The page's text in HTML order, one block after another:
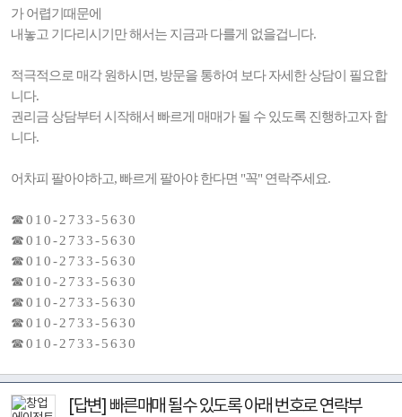
가 어렵기때문에
내놓고 기다리시기만 해서는 지금과 다를게 없을겁니다.
적극적으로 매각 원하시면, 방문을 통하여 보다 자세한 상담이 필요합
니다.
권리금 상담부터 시작해서 빠르게 매매가 될 수 있도록 진행하고자 합
니다.
어차피 팔아야하고, 빠르게 팔아야 한다면 "꼭" 연락주세요.
☎ 0 1 0 - 2 7 3 3 - 5 6 3 0
☎ 0 1 0 - 2 7 3 3 - 5 6 3 0
☎ 0 1 0 - 2 7 3 3 - 5 6 3 0
☎ 0 1 0 - 2 7 3 3 - 5 6 3 0
☎ 0 1 0 - 2 7 3 3 - 5 6 3 0
☎ 0 1 0 - 2 7 3 3 - 5 6 3 0
☎ 0 1 0 - 2 7 3 3 - 5 6 3 0
[답변] 빠른매매 될수 있도록 아래 번호로 연락부